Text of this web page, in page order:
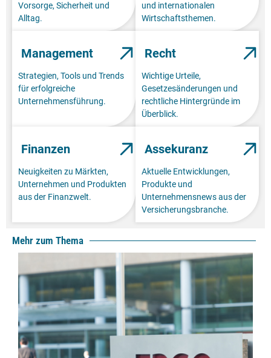
Vorsorge, Sicherheit und
Alltag.
und internationalen
Wirtschaftsthemen.
Management
Strategien, Tools und Trends
für erfolgreiche
Unternehmensführung.
Recht
Wichtige Urteile,
Gesetzesänderungen und
rechtliche Hintergründe im
Überblick.
Finanzen
Neuigkeiten zu Märkten,
Unternehmen und Produkten
aus der Finanzwelt.
Assekuranz
Aktuelle Entwicklungen,
Produkte und
Unternehmensnews aus der
Versicherungsbranche.
Mehr zum Thema